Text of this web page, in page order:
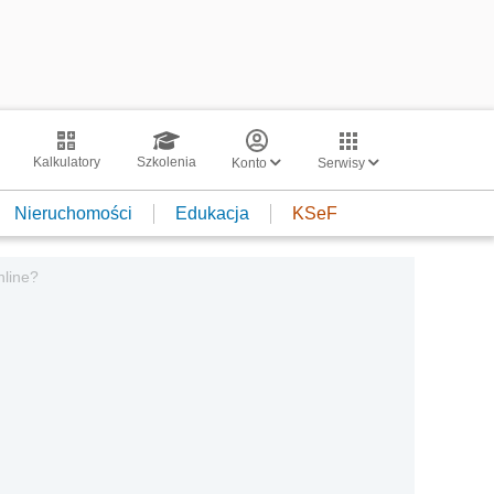
Kalkulatory Szkolenia Konto Serwisy
Nieruchomości Edukacja KSeF